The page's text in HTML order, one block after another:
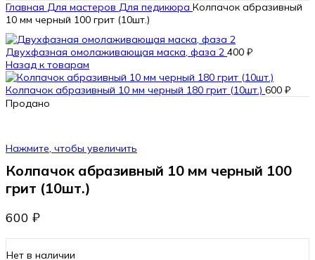
Главная Для мастеров Для педикюра Колпачок абразивный
10 мм черный 100 грит (10шт.)
Двухфазная омолаживающая маска, фаза 2 400 ₽
Назад к товарам
Колпачок абразивный 10 мм черный 180 грит (10шт.) 600 ₽
Продано
Нажмите, чтобы увеличить
Колпачок абразивный 10 мм черный 100
грит (10шт.)
600 ₽
Нет в наличии